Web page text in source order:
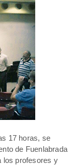
17 horas, se
de Fuenlabrada
los profesores y